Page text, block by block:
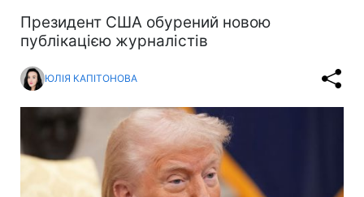
Президент США обурений новою
публікацією журналістів
ЮЛІЯ КАПІТОНОВА